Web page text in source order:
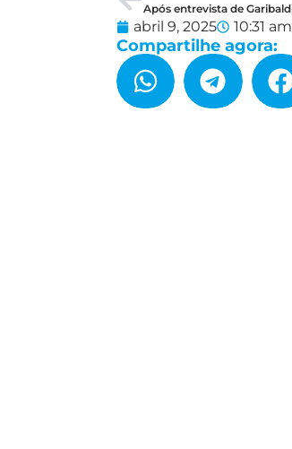
abril 9, 2025 10:31 am
Compartilhe agora: